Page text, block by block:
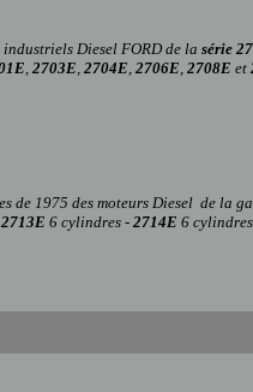
Diesel FORD de la série
, 2703E, 2704E, 2706E, 2708E et
de 1975 des moteurs Diesel de la
2713E 6 cylindres - 2714E 6